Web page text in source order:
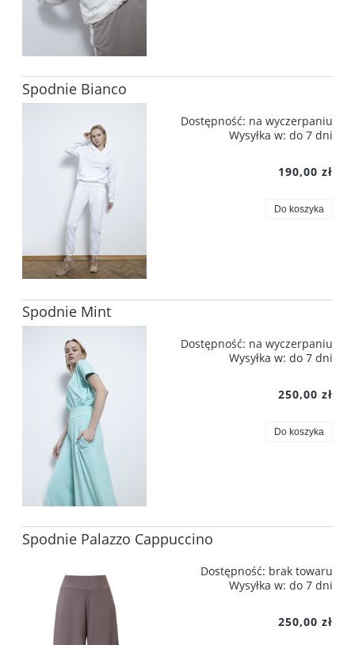
Spodnie Bianco
Dostępność: na wyczerpaniu
Wysyłka w: do 7 dni
190,00 zł
Do koszyka
Spodnie Mint
Dostępność: na wyczerpaniu
Wysyłka w: do 7 dni
250,00 zł
Do koszyka
Spodnie Palazzo Cappuccino
Dostępność: brak towaru
Wysyłka w: do 7 dni
250,00 zł